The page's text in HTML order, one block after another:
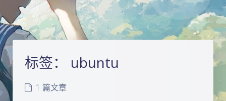
标签： ubuntu
1 篇文章